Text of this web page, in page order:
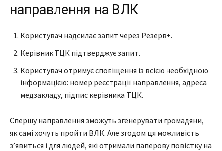
направлення на ВЛК
Користувач надсилає запит через Резерв+.
Керівник ТЦК підтверджує запит.
Користувач отримує сповіщення із всією необхідною
інформацією: номер реєстрації направлення, адреса
медзакладу, підпис керівника ТЦК.
Спершу направлення зможуть згенерувати громадяни,
як самі хочуть пройти ВЛК. Але згодом ця можливість
з’явиться і для людей, які отримали паперову повістку на